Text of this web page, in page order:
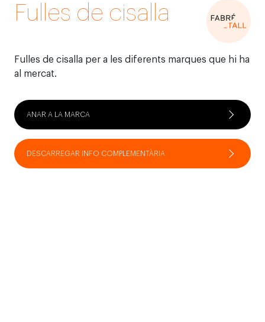
Fulles de cisalla
Fulles de cisalla per a les diferents marques que hi ha
al mercat.
ANAR A LA MARCA
DESCARREGAR INFO COMPLEMENTÀRIA